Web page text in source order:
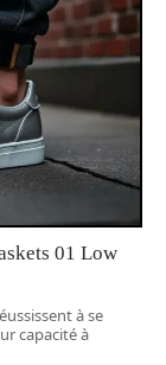
01 Low
à se
capacité à